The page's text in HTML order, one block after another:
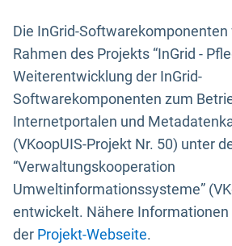
Die InGrid-
Rahmen des Projekts “InGrid -
Weiterentwicklung der InGrid-
Softwarekomponenten zum
Internetportalen und
(VKoopUIS-Projekt Nr. 50) unter
“Verwaltungskooperation
Umweltinformationssysteme”
entwickelt. Nähere Informationen
der Projekt-Webseite.